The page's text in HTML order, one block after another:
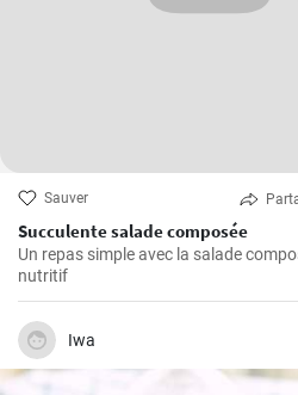
Sauver
Succulente salade composée
Un repas simple avec la salade
nutritif
Iwa